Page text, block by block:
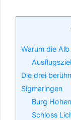
Warum die
Die drei
Sigmaringen
Burg
Schloss